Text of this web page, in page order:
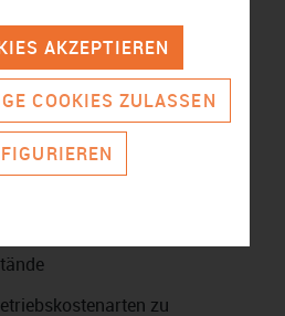
Umlage von Betriebs- und
Objekt-, Wohnungs- und
zu
COOKIES ZULASSEN
AKZEPTIEREN